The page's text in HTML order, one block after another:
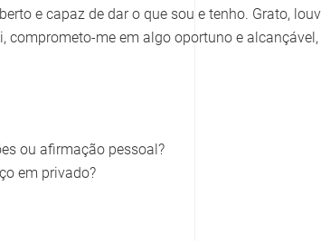
e capaz de dar o que sou e tenho. Grato,
comprometo-me em algo oportuno e
ou afirmação pessoal?
em privado?